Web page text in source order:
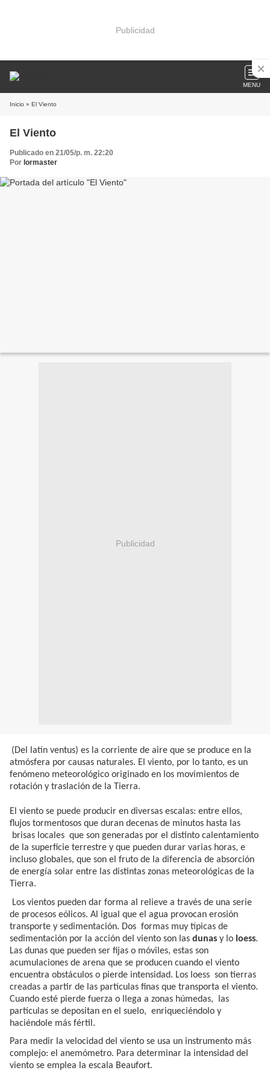
Publicidad
MENU
Inicio » El Viento
El Viento
Publicado en 21/05/p. m. 22:20
Por lormaster
Publicidad
(Del latín ventus) es la corriente de aire que se produce en la
atmósfera por causas naturales. El viento, por lo tanto, es un
fenómeno meteorológico originado en los movimientos de
rotación y traslación de la Tierra.
El viento se puede producir en diversas escalas: entre ellos,
flujos tormentosos que duran decenas de minutos hasta las
brisas locales que son generadas por el distinto calentamiento
de la superficie terrestre y que pueden durar varias horas, e
incluso globales, que son el fruto de la diferencia de absorción
de energía solar entre las distintas zonas meteorológicas de la
Tierra.
Los vientos pueden dar forma al relieve a través de una serie
de procesos eólicos. Al igual que el agua provocan erosión
transporte y sedimentación. Dos formas muy típicas de
sedimentación por la acción del viento son las dunas y lo loess.
Las dunas que pueden ser fijas o móviles, estas son
acumulaciones de arena que se producen cuando el viento
encuentra obstáculos o pierde intensidad. Los loess son tierras
creadas a partir de las partículas finas que transporta el viento.
Cuando esté pierde fuerza o llega a zonas húmedas, las
partículas se depositan en el suelo, enriqueciéndolo y
haciéndole más fértil.
Para medir la velocidad del viento se usa un instrumento más
complejo: el anemómetro. Para determinar la intensidad del
viento se emplea la escala Beaufort.